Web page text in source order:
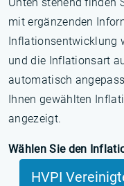
mit ergänzenden
Inflationsentwicklung
und die Inflationsart
automatisch
Ihnen gewählten
angezeigt.
Wählen Sie den
HVPI